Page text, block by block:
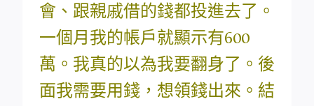
會、跟親戚借的錢都投進去了。
一個月我的帳戶就顯示有600
萬。我真的以為我要翻身了。後
面我需要用錢，想領錢出來。結